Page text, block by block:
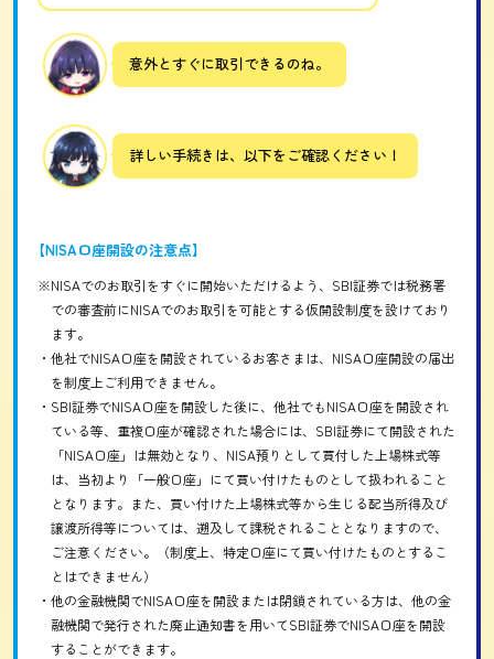
意外とすぐに取引できるのね。
詳しい手続きは、以下をご確認ください！
【NISA口座開設の注意点】
※NISAでのお取引をすぐに開始いただけるよう、SBI証券では税務署
での審査前にNISAでのお取引を可能とする仮開設制度を設けており
ます。
・他社でNISA口座を開設されているお客さまは、NISA口座開設の届出
を制度上ご利用できません。
・SBI証券でNISA口座を開設した後に、他社でもNISA口座を開設され
ている等、重複口座が確認された場合には、SBI証券にて開設された
「NISA口座」は無効となり、NISA預りとして買付した上場株式等
は、当初より「一般口座」にて買い付けたものとして扱われること
となります。また、買い付けた上場株式等から生じる配当所得及び
譲渡所得等については、遡及して課税されることとなりますので、
ご注意ください。（制度上、特定口座にて買い付けたものとするこ
とはできません）
・他の金融機関でNISA口座を開設または閉鎖されている方は、他の金
融機関で発行された廃止通知書を用いてSBI証券でNISA口座を開設
することができます。